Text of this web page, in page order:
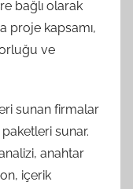
bağlı olarak
proje kapsamı,
ve
sunan firmalar
sunar.
anahtar
içerik